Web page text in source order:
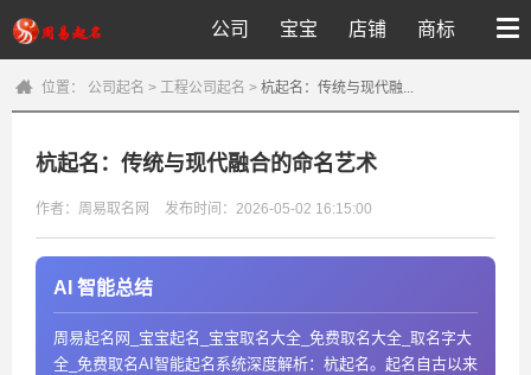
公司 宝宝 店铺 商标
位置： 公司起名 > 工程公司起名 > 杭起名：传统与现代融...
杭起名：传统与现代融合的命名艺术
作者：周易取名网 发布时间：2026-05-02 16:15:00
AI 智能总结
周易起名网_宝宝起名_宝宝取名大全_免费取名大全_取名字大
全_免费取名AI智能起名系统深度解析：杭起名。起名自古以来